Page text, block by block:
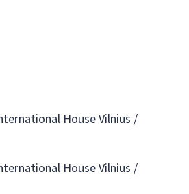
House Vilnius /
House Vilnius /